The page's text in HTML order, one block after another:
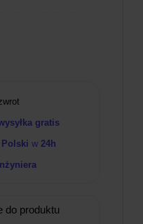
gratis
Polskiw24h
do produktu